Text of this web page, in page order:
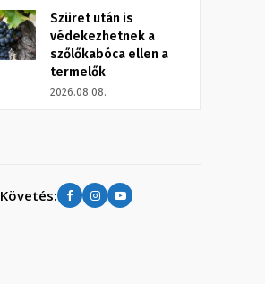
Szüret után is
védekezhetnek a
szőlőkabóca ellen a
termelők
2026.08.08.
Követés: